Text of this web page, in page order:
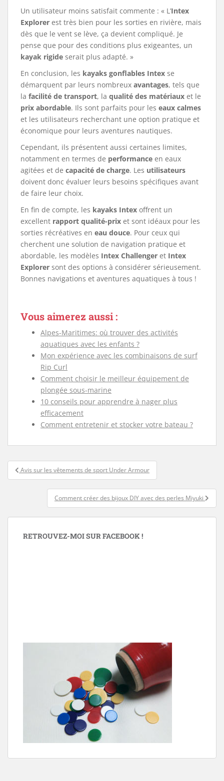
Un utilisateur moins satisfait commente : « L’Intex
Explorer est très bien pour les sorties en rivière, mais
dès que le vent se lève, ça devient compliqué. Je
pense que pour des conditions plus exigeantes, un
kayak rigide serait plus adapté. »
En conclusion, les kayaks gonflables Intex se
démarquent par leurs nombreux avantages, tels que
la facilité de transport, la qualité des matériaux et le
prix abordable. Ils sont parfaits pour les eaux calmes
et les utilisateurs recherchant une option pratique et
économique pour leurs aventures nautiques.
Cependant, ils présentent aussi certaines limites,
notamment en termes de performance en eaux
agitées et de capacité de charge. Les utilisateurs
doivent donc évaluer leurs besoins spécifiques avant
de faire leur choix.
En fin de compte, les kayaks Intex offrent un
excellent rapport qualité-prix et sont idéaux pour les
sorties récréatives en eau douce. Pour ceux qui
cherchent une solution de navigation pratique et
abordable, les modèles Intex Challenger et Intex
Explorer sont des options à considérer sérieusement.
Bonnes navigations et aventures aquatiques à tous !
Vous aimerez aussi :
Alpes-Maritimes: où trouver des activités
aquatiques avec les enfants ?
Mon expérience avec les combinaisons de surf
Rip Curl
Comment choisir le meilleur équipement de
plongée sous-marine
10 conseils pour apprendre à nager plus
efficacement
Comment entretenir et stocker votre bateau ?
Navigation
de
l’article
Avis sur les vêtements de sport Under Armour
Comment créer des bijoux DIY avec des perles Miyuki
RETROUVEZ-MOI SUR FACEBOOK !